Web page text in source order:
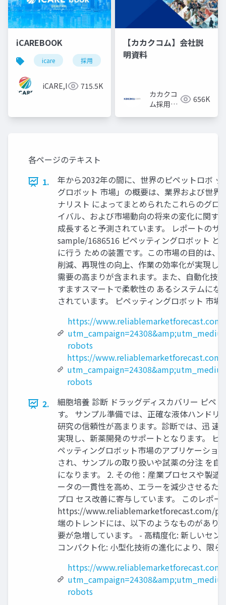
iCAREBOOK
icare 採用 カルチャーデック
iCARE,Inc 715.5K
【カカクコム】会社説
明資料
カカクコ
ム採用担
656K
各ページのテキスト
1.
年から2032年の間に、世界のピペットロボ
グロボット 市場」の概要は、業界および世
ナリスト によってまとめられたこれらのグ
イバル、および市場動向の将来の変化に関す
成長すると予測されています。 レポートの
sample/1686516 ピペッティングロボット と
に行う ための装置です。この市場の目的は
削減、再現性の向上、作業の効率化が実現し
需要の高まりが含まれます。また、自動化技
すますスマートで柔軟性の あるシステムに
されています。 ピペッティングロボット 市
https://
robots
https://
robots
2.
細胞培養 診断 ドラッグディスカバリー ピペ
す。 サンプル準備では、正確な液体ハンド
研究の信頼性が高まります。診断では、迅
実現し、新薬開発のサポートとなります。
ペッティングロボット市場のアプリケーショ
され、サンプルの取り扱いや試薬の分注 を
になります。 2. その他：産業プロセスや製
ータの一貫性を高め、エラーを減少させるた
プロ セス改善に寄与しています。 このレポ
https://www.reliablemarketforecast.com/
端のトレンドには、以下のようなものがあり
要が急増しています。 - 高精度化: 新しいセ
コンパクト化: 小型化技術の進化により、限
https://www.reliablemarketforecast.com/
robots